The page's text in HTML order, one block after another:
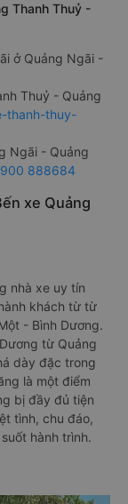
Thanh Thuỷ -
ở Quảng Ngãi -
Thuỷ - Quảng
thanh-thuy-
Ngãi - Quảng
888684
xe Quảng
nhà xe uy tín
khách từ từ
- Bình Dương.
từ Quảng
dày đặc trong
là một điểm
bị đầy đủ tiện
tình, chu đáo,
hành trình.